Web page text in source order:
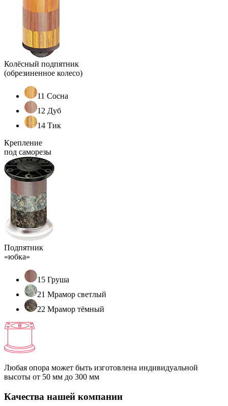
Колёсный подпятник
(обрезиненное колесо)
11 Сосна
12 Дуб
14 Тик
Крепление
под саморезы
Подпятник
«юбка»
15 Груша
21 Мрамор светлый
22 Мрамор тёмный
Любая опора может быть изготовлена индивидуальной
высоты от 50 мм до 300 мм
Качества нашей компании